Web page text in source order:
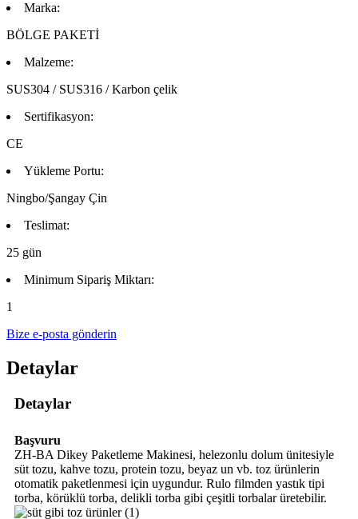
Marka:
BÖLGE PAKETİ
Malzeme:
SUS304 / SUS316 / Karbon çelik
Sertifikasyon:
CE
Yükleme Portu:
Ningbo/Şangay Çin
Teslimat:
25 gün
Minimum Sipariş Miktarı:
1
Bize e-posta gönderin
Detaylar
Detaylar
Başvuru
ZH-BA Dikey Paketleme Makinesi, helezonlu dolum ünitesiyle
süt tozu, kahve tozu, protein tozu, beyaz un vb. toz ürünlerin
otomatik paketlenmesi için uygundur. Rulo filmden yastık tipi
torba, körüklü torba, delikli torba gibi çeşitli torbalar üretebilir.